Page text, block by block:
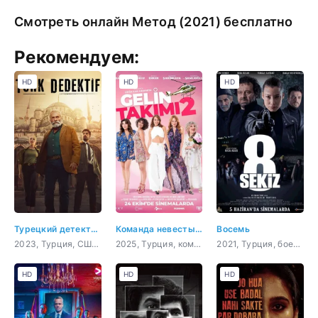
Смотреть онлайн Метод (2021) бесплатно
Рекомендуем:
Турецкий детектив
2023, Турция, США, триллер, драма, криминал
HD
Команда невесты 2
2025, Турция, комедия
HD
Восемь
2021, Турция, боевик, драма, криминал, детектив
HD
HD HD HD